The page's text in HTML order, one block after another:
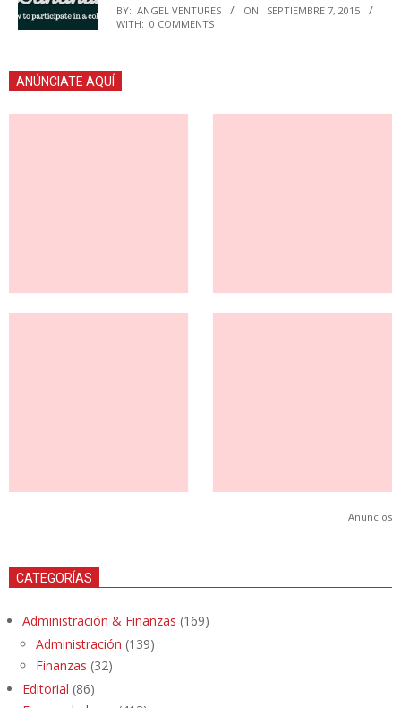
BY: ANGEL VENTURES ON: SEPTIEMBRE 7, 2015
WITH: 0 COMMENTS
ANÚNCIATE AQUÍ
Anuncios
CATEGORÍAS
Administración & Finanzas (169)
Administración (139)
Finanzas (32)
Editorial (86)